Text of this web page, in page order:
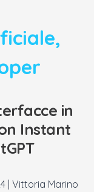
,
in
Instant
| Vittoria Marino